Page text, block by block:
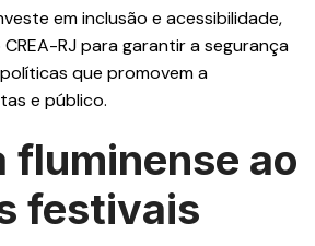
em inclusão e acessibilidade,
RJ para garantir a segurança
que promovem a
e público.
fluminense ao
festivais